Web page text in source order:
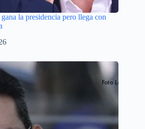
la presidencia pero llega con